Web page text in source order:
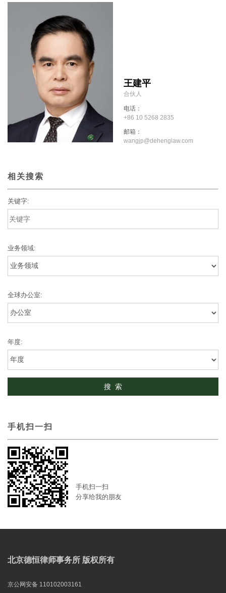
王建平
合伙人
电话：
+86 10 5268 2835
邮箱：
wangjp@dehenglaw.com
相关搜索
关键字:
业务领域:
全球办公室:
年度:
手机扫一扫
手机扫一扫
分享给我的朋友
北京德恒律师事务所 版权所有
京公网安备 110102003161